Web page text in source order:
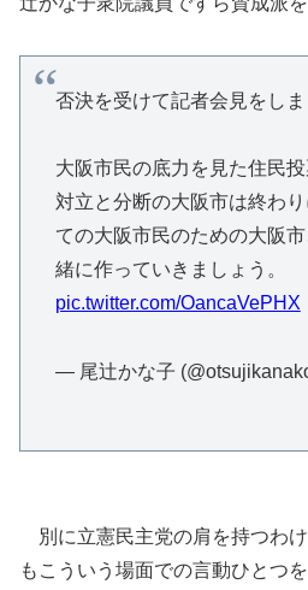
否決を受けて記者会見をしま
大阪市民の底力を見た住民投
対立と分断の大阪市は終わ
ての大阪市民のための大阪
緒に作っていきましょう。
pic.twitter.com/OancaVePHX
— 尾辻かな子
別に立憲民主党の肩を持つわ
もこういう場面での言動ひとつ